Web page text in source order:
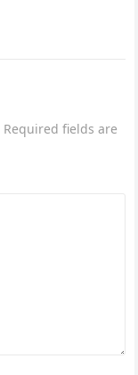
Required fields are